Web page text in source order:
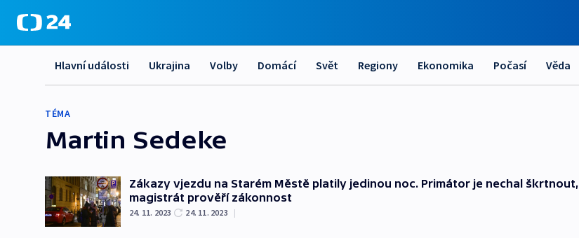
Hlavní události Ukrajina Volby Domácí Svět Regiony Ekonomika Počasí Věda
TÉMA
Martin Sedeke
Zákazy vjezdu na Starém Městě platily jedinou noc. Primátor je nechal škrtnout,
magistrát prověří zákonnost
24. 11. 2023 24. 11. 2023 |